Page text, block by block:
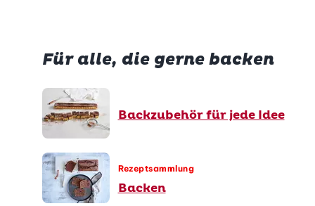
Für alle, die gerne backen
Backzubehör für jede Idee
Rezeptsammlung
Backen